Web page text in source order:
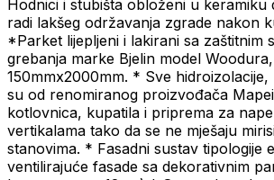
Hodnici i stubišta obloženi u keramiku
radi lakšeg održavanja zgrade nakon
*Parket lijepljeni i lakirani sa zaštitnim
grebanja marke Bjelin model
150mmx2000mm. * Sve hidroizolacije,
su od renomiranog proizvođača
kotlovnica, kupatila i priprema za
vertikalama tako da se ne mješaju
stanovima. * Fasadni sustav tipologije
ventilirajuće fasade sa dekorativnim